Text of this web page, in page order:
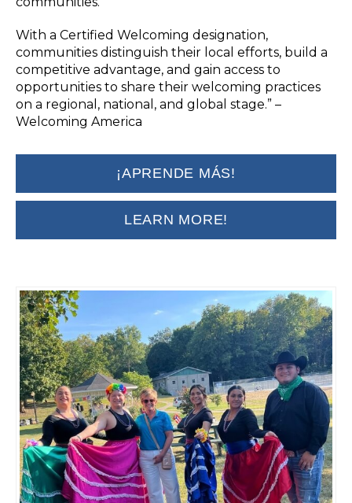
With a Certified Welcoming designation,
communities distinguish their local efforts, build a
competitive advantage, and gain access to
opportunities to share their welcoming practices
on a regional, national, and global stage.” –
Welcoming America
¡APRENDE MÁS!
LEARN MORE!